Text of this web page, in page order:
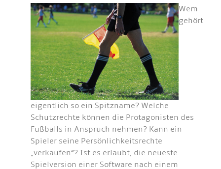
Wem
gehört
eigentlich so ein Spitzname? Welche
Schutzrechte können die Protagonisten des
Fußballs in Anspruch nehmen? Kann ein
Spieler seine Persönlichkeitsrechte
„verkaufen“? Ist es erlaubt, die neueste
Spielversion einer Software nach einem